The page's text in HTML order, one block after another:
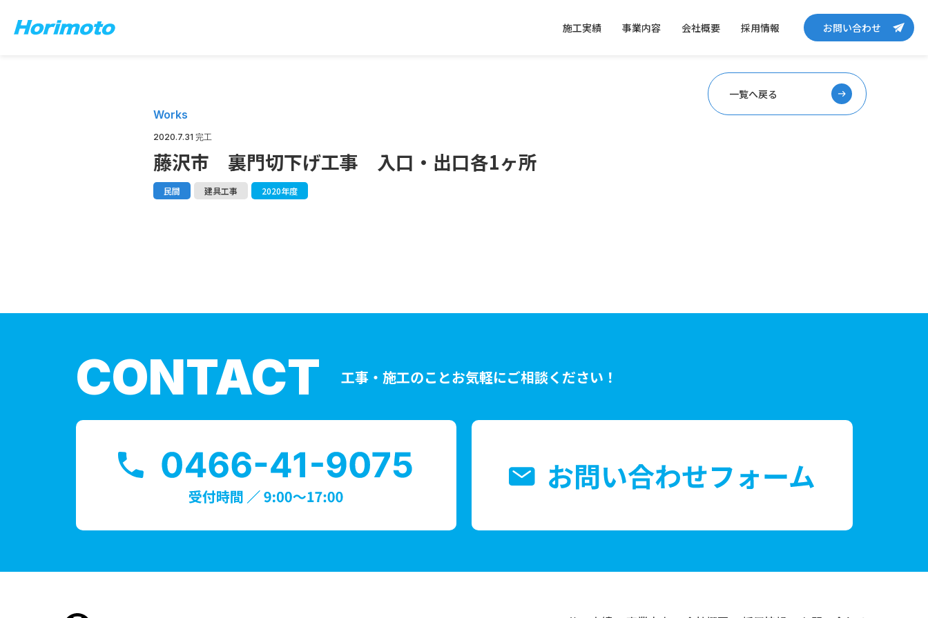
施工実績 事業内容 会社概要 採用情報 お問い合わせ
Works
2020.7.31 完工
藤沢市 裏門切下げ工事 入口・出口各1ヶ所
民間 建具工事 2020年度
一覧へ戻る
CONTACT 工事・施工のことお気軽にご相談ください！